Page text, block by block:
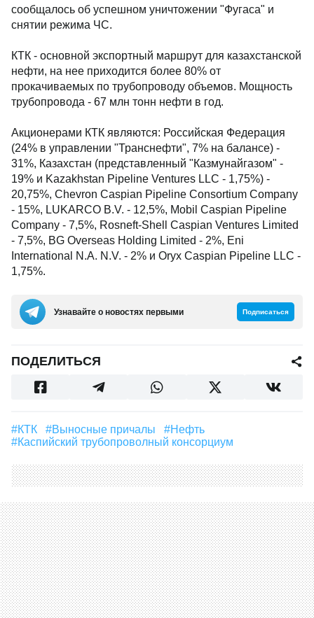
сообщалось об успешном уничтожении "Фугаса" и
снятии режима ЧС.
КТК - основной экспортный маршрут для казахстанской
нефти, на нее приходится более 80% от
прокачиваемых по трубопроводу объемов. Мощность
трубопровода - 67 млн тонн нефти в год.
Акционерами КТК являются: Российская Федерация
(24% в управлении "Транснефти", 7% на балансе) -
31%, Казахстан (представленный "Казмунайгазом" -
19% и Kazakhstan Pipeline Ventures LLC - 1,75%) -
20,75%, Chevron Caspian Pipeline Consortium Company
- 15%, LUKARCO B.V. - 12,5%, Mobil Caspian Pipeline
Company - 7,5%, Rosneft-Shell Caspian Ventures Limited
- 7,5%, BG Overseas Holding Limited - 2%, Eni
International N.A. N.V. - 2% и Oryx Caspian Pipeline LLC -
1,75%.
Узнавайте о новостях первыми Подписаться
ПОДЕЛИТЬСЯ
#КТК #выносные причалы
#Нефть
#каспийский трубопроволный консорциум